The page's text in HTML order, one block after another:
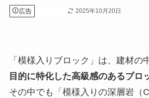
広告 2025年10月20日
「模様入りブロック」は、建材の
目的に特化した高級感のあるブロ
その中でも「模様入りの深層岩（